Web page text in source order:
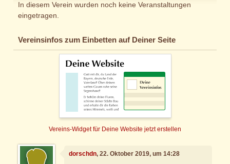
In diesem Verein wurden noch keine Veranstaltungen
eingetragen.
Vereinsinfos zum Einbetten auf Deiner Seite
Vereins-Widget für Deine Website jetzt erstellen
dorschdn, 22. Oktober 2019, um 14:28